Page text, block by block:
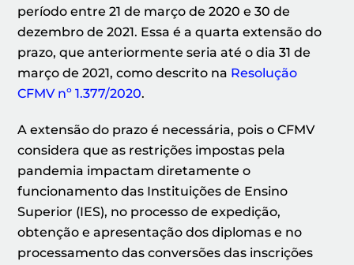
período entre 21 de março de 2020 e 30 de
dezembro de 2021. Essa é a quarta extensão do
prazo, que anteriormente seria até o dia 31 de
março de 2021, como descrito na Resolução
CFMV nº 1.377/2020.
A extensão do prazo é necessária, pois o CFMV
considera que as restrições impostas pela
pandemia impactam diretamente o
funcionamento das Instituições de Ensino
Superior (IES), no processo de expedição,
obtenção e apresentação dos diplomas e no
processamento das conversões das inscrições